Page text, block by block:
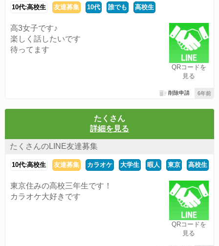
10代:高校生 友達募集 10代 誰でも 高校生
QRコードを
見る
高3女子です♪
楽しく話したいです
待ってます
6年前
削除申請
たくさん
詳細を見る
たくさんのLINE友達募集
10代:高校生 友達募集 カラオケ 大学生 暇人 東京 高校生
QRコードを
見る
東京住みの高校三年生です！
カラオケ大好きです